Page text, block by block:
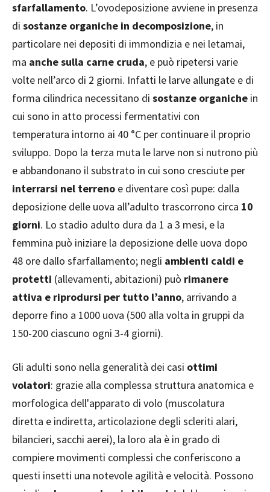
sfarfallamento. L’ovodeposizione avviene in presenza
di sostanze organiche in decomposizione, in
particolare nei depositi di immondizia e nei letamai,
ma anche sulla carne cruda, e può ripetersi varie
volte nell’arco di 2 giorni. Infatti le larve allungate e di
forma cilindrica necessitano di sostanze organiche in
cui sono in atto processi fermentativi con
temperatura intorno ai 40 °C per continuare il proprio
sviluppo. Dopo la terza muta le larve non si nutrono più
e abbandonano il substrato in cui sono cresciute per
interrarsi nel terreno e diventare così pupe: dalla
deposizione delle uova all’adulto trascorrono circa 10
giorni. Lo stadio adulto dura da 1 a 3 mesi, e la
femmina può iniziare la deposizione delle uova dopo
48 ore dallo sfarfallamento; negli ambienti caldi e
protetti (allevamenti, abitazioni) può rimanere
attiva e riprodursi per tutto l’anno, arrivando a
deporre fino a 1000 uova (500 alla volta in gruppi da
150-200 ciascuno ogni 3-4 giorni).
Gli adulti sono nella generalità dei casi ottimi
volatori: grazie alla complessa struttura anatomica e
morfologica dell'apparato di volo (muscolatura
diretta e indiretta, articolazione degli scleriti alari,
bilancieri, sacchi aerei), la loro ala è in grado di
compiere movimenti complessi che conferiscono a
questi insetti una notevole agilità e velocità. Possono